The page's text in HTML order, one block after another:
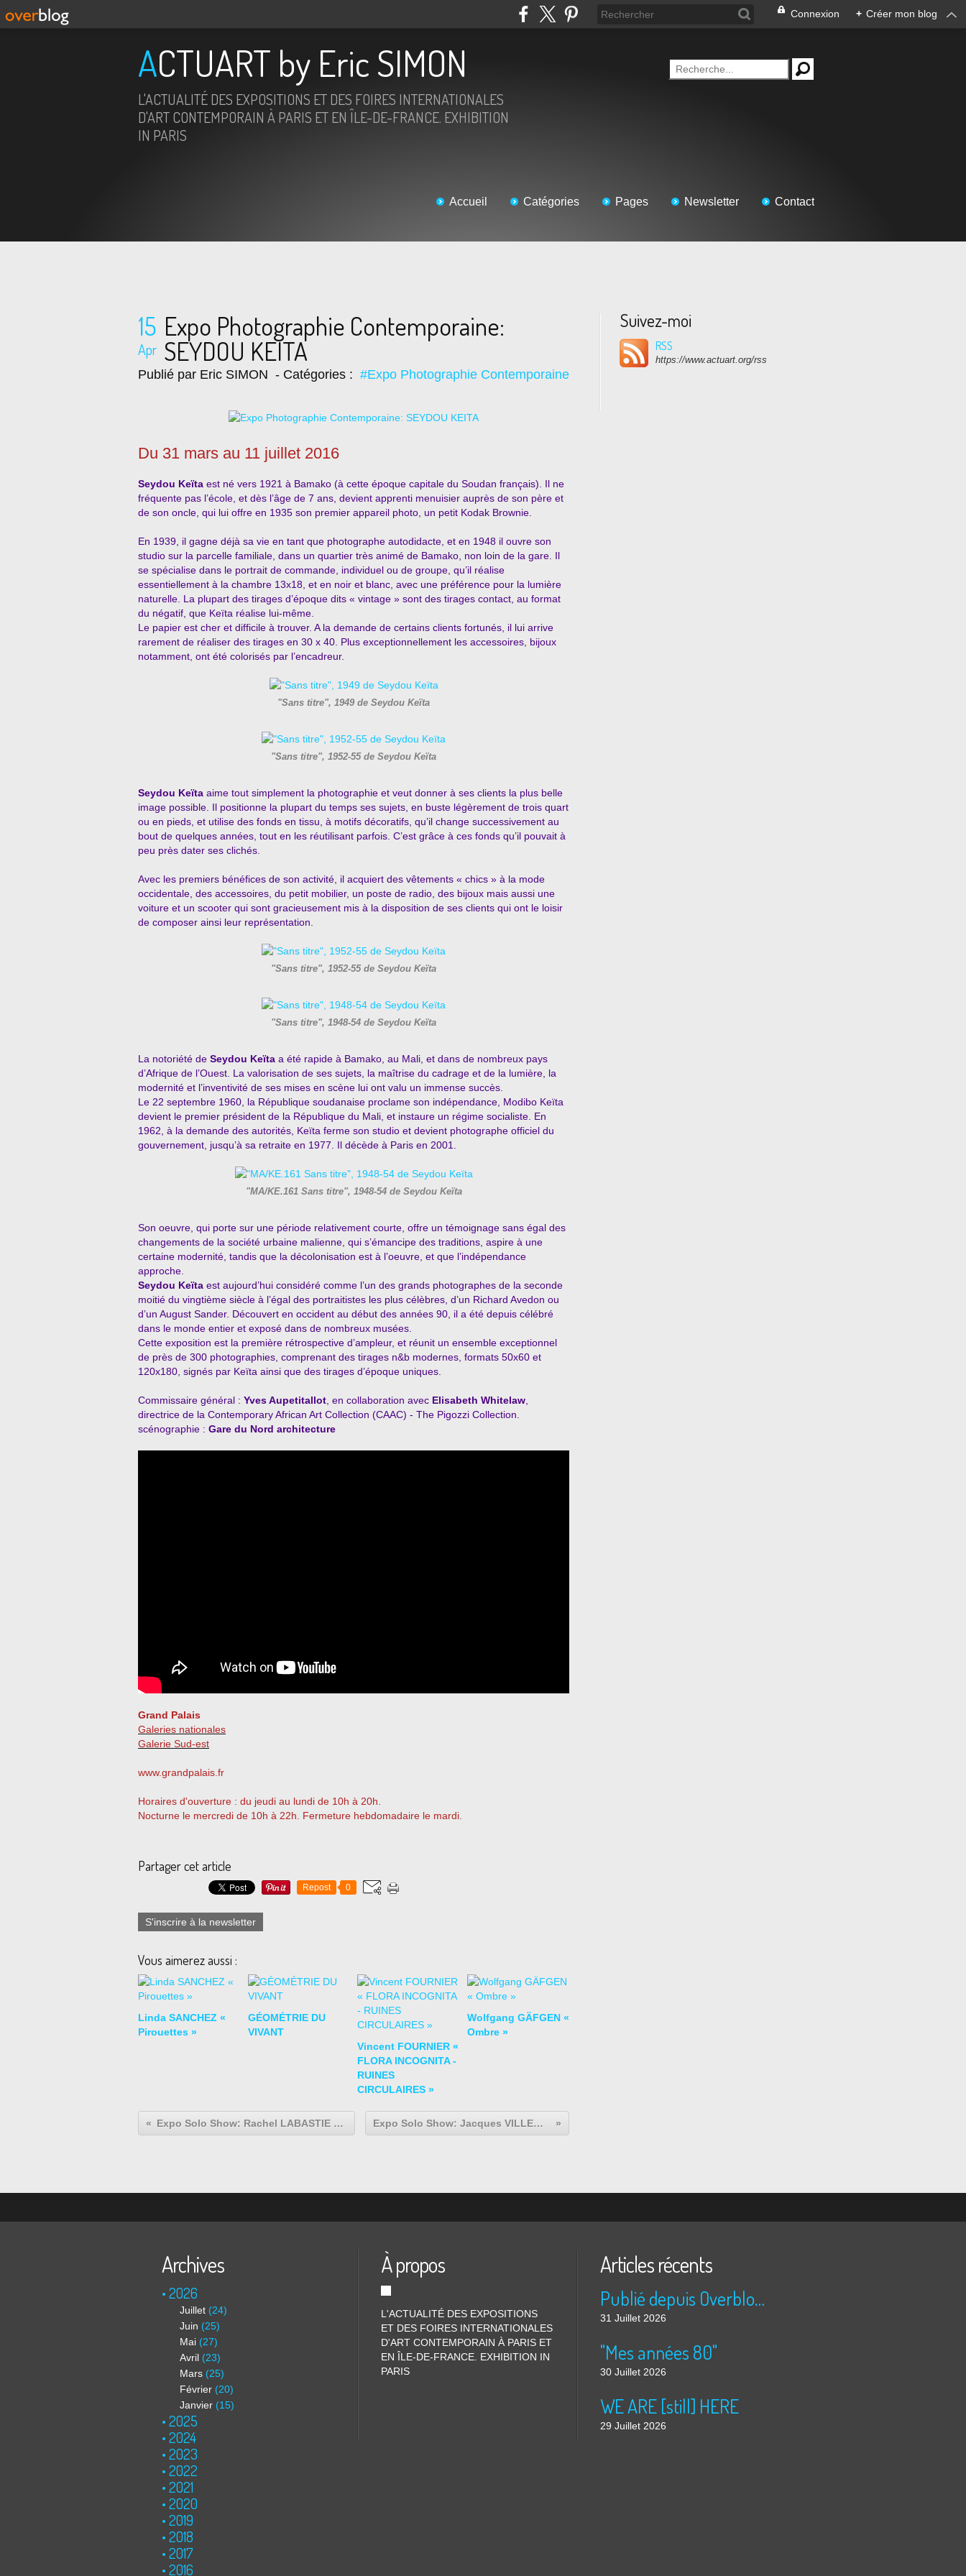
Connexion + Créer mon blog
ACTUART by Eric SIMON
L'ACTUALITÉ DES EXPOSITIONS ET DES FOIRES INTERNATIONALES
D'ART CONTEMPORAIN À PARIS ET EN ÎLE-DE-FRANCE. EXHIBITION
IN PARIS
Accueil Catégories Pages Newsletter Contact
15
Apr
Expo Photographie Contemporaine:
SEYDOU KEITA
Publié par Eric SIMON - Catégories : #Expo Photographie Contemporaine
Du 31 mars au 11 juillet 2016
Seydou Keïta est né vers 1921 à Bamako (à cette époque capitale du Soudan français). Il ne
fréquente pas l’école, et dès l’âge de 7 ans, devient apprenti menuisier auprès de son père et
de son oncle, qui lui offre en 1935 son premier appareil photo, un petit Kodak Brownie.
En 1939, il gagne déjà sa vie en tant que photographe autodidacte, et en 1948 il ouvre son
studio sur la parcelle familiale, dans un quartier très animé de Bamako, non loin de la gare. Il
se spécialise dans le portrait de commande, individuel ou de groupe, qu’il réalise
essentiellement à la chambre 13x18, et en noir et blanc, avec une préférence pour la lumière
naturelle. La plupart des tirages d’époque dits « vintage » sont des tirages contact, au format
du négatif, que Keïta réalise lui-même.
Le papier est cher et difficile à trouver. A la demande de certains clients fortunés, il lui arrive
rarement de réaliser des tirages en 30 x 40. Plus exceptionnellement les accessoires, bijoux
notamment, ont été colorisés par l’encadreur.
"Sans titre", 1949 de Seydou Keïta
"Sans titre", 1952-55 de Seydou Keïta
Seydou Keïta aime tout simplement la photographie et veut donner à ses clients la plus belle
image possible. Il positionne la plupart du temps ses sujets, en buste légèrement de trois quart
ou en pieds, et utilise des fonds en tissu, à motifs décoratifs, qu’il change successivement au
bout de quelques années, tout en les réutilisant parfois. C’est grâce à ces fonds qu’il pouvait à
peu près dater ses clichés.
Avec les premiers bénéfices de son activité, il acquiert des vêtements « chics » à la mode
occidentale, des accessoires, du petit mobilier, un poste de radio, des bijoux mais aussi une
voiture et un scooter qui sont gracieusement mis à la disposition de ses clients qui ont le loisir
de composer ainsi leur représentation.
"Sans titre", 1952-55 de Seydou Keïta
"Sans titre", 1948-54 de Seydou Keïta
La notoriété de Seydou Keïta a été rapide à Bamako, au Mali, et dans de nombreux pays
d’Afrique de l’Ouest. La valorisation de ses sujets, la maîtrise du cadrage et de la lumière, la
modernité et l’inventivité de ses mises en scène lui ont valu un immense succès.
Le 22 septembre 1960, la République soudanaise proclame son indépendance, Modibo Keïta
devient le premier président de la République du Mali, et instaure un régime socialiste. En
1962, à la demande des autorités, Keïta ferme son studio et devient photographe officiel du
gouvernement, jusqu’à sa retraite en 1977. Il décède à Paris en 2001.
"MA/KE.161 Sans titre", 1948-54 de Seydou Keïta
Son oeuvre, qui porte sur une période relativement courte, offre un témoignage sans égal des
changements de la société urbaine malienne, qui s’émancipe des traditions, aspire à une
certaine modernité, tandis que la décolonisation est à l’oeuvre, et que l’indépendance
approche.
Seydou Keïta est aujourd’hui considéré comme l’un des grands photographes de la seconde
moitié du vingtième siècle à l’égal des portraitistes les plus célèbres, d’un Richard Avedon ou
d’un August Sander. Découvert en occident au début des années 90, il a été depuis célébré
dans le monde entier et exposé dans de nombreux musées.
Cette exposition est la première rétrospective d’ampleur, et réunit un ensemble exceptionnel
de près de 300 photographies, comprenant des tirages n&b modernes, formats 50x60 et
120x180, signés par Keïta ainsi que des tirages d’époque uniques.
Commissaire général : Yves Aupetitallot en collaboration avec Elisabeth Whitelaw
directrice de la Contemporary African Art Collection (CAAC) - The Pigozzi Collection.
scénographie : Gare du Nord architecture
Grand Palais
Galeries nationales
Galerie Sud-est
www.grandpalais.fr
Horaires d'ouverture : du jeudi au lundi de 10h à 20h.
Nocturne le mercredi de 10h à 22h. Fermeture hebdomadaire le mardi.
Partager cet article
Repost 0
S'inscrire à la newsletter
Vous aimerez aussi :
Linda SANCHEZ «
Pirouettes »
GÉOMÉTRIE DU
VIVANT
Vincent FOURNIER «
FLORA INCOGNITA -
RUINES
CIRCULAIRES »
Wolfgang GÄFGEN «
Ombre »
Expo Solo Show: Rachel LABASTIE « De l’apparence des choses Chapitre V, Territoires » Expo Solo Show: Jacques VILLEGLÉ "Pénélope à Quimper ou Le Retour d’Ulysse"
Suivez-moi
RSS
https://www.actuart.org/rss
Archives
2026
Juillet (24)
Juin (25)
Mai (27)
Avril (23)
Mars (25)
Février (20)
Janvier (15)
2025
2024
2023
2022
2021
2020
2019
2018
2017
2016
À propos
L'ACTUALITÉ DES EXPOSITIONS
ET DES FOIRES INTERNATIONALES
D'ART CONTEMPORAIN À PARIS ET
EN ÎLE-DE-FRANCE. EXHIBITION IN
PARIS
Articles récents
Publié depuis Overblog et Facebook
31 Juillet 2026
"Mes années 80"
30 Juillet 2026
WE ARE [still] HERE
29 Juillet 2026